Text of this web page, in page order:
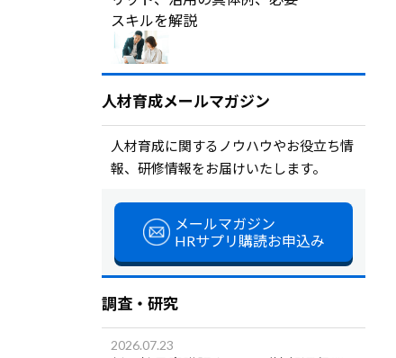
スキルを解説
人材育成メールマガジン
人材育成に関するノウハウやお役立ち情
報、研修情報をお届けいたします。
メールマガジン
HRサプリ購読お申込み
調査・研究
2026.07.23